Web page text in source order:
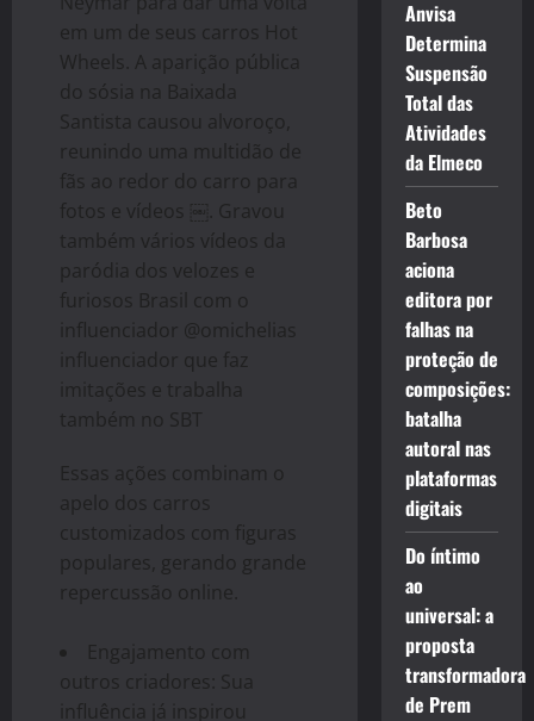
em um de seus carros Hot
Wheels. A aparição pública
do sósia na Baixada
Santista causou alvoroço,
reunindo uma multidão de
fãs ao redor do carro para
fotos e vídeos ￼. Gravou
também vários vídeos da
paródia dos velozes e
furiosos Brasil com o
influenciador @omichelias
influenciador que faz
imitações e trabalha
também no SBT
Essas ações combinam o
apelo dos carros
customizados com figuras
populares, gerando grande
repercussão online.
Engajamento com
outros criadores: Sua
influência já inspirou
Anvisa
Determina
Suspensão
Total das
Atividades
da Elmeco
Beto
Barbosa
aciona
editora por
falhas na
proteção de
composições:
batalha
autoral nas
plataformas
digitais
Do íntimo
ao
universal: a
proposta
transformadora
de Prem